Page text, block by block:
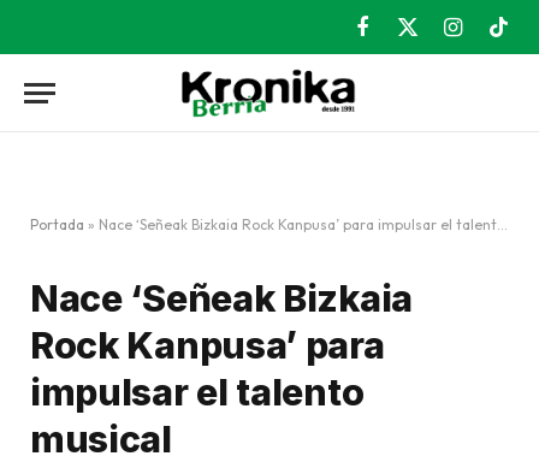
Facebook
X
Instagram
Portada » Nace ‘Señeak Bizkaia Rock Kanpusa’ para impulsar el talento musical
Nace ‘Señeak Bizkaia
Rock Kanpusa’ para
impulsar el talento
musical